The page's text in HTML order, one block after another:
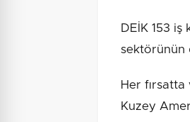
DEİK 153
sektörünün
Her
Kuzey